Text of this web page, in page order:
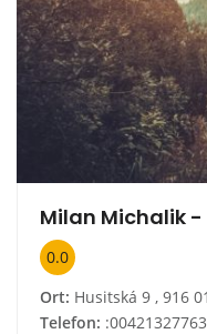
Milan Michalik
0.0
Ort: Husitská 9 , 916
Telefon: